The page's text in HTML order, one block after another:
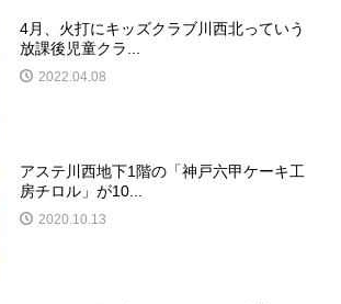
4月、火打にキッズクラブ川西北っていう
放課後児童クラ...
2022.04.08
アステ川西地下1階の「神戸六甲ケーキ工
房チロル」が10...
2020.10.13